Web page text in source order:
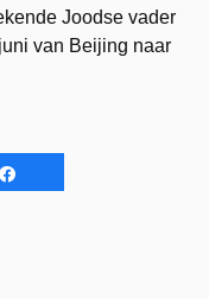
Joodse vader
van Beijing naar